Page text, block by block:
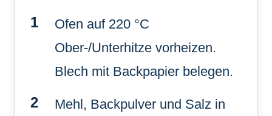
Ofen auf 220 °C
Ober-/Unterhitze vorheizen.
Blech mit Backpapier belegen.
Mehl, Backpulver und Salz in